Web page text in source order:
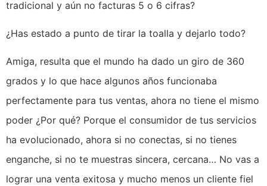
tradicional y aún no facturas 5 o 6 cifras?
¿Has estado a punto de tirar la toalla y dejarlo todo?
Amiga, resulta que el mundo ha dado un giro de 360
grados y lo que hace algunos años funcionaba
perfectamente para tus ventas, ahora no tiene el mismo
poder ¿Por qué? Porque el consumidor de tus servicios
ha evolucionado, ahora si no conectas, si no tienes
enganche, si no te muestras sincera, cercana… No vas a
lograr una venta exitosa y mucho menos un cliente fiel